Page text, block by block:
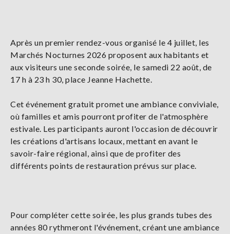
Après un premier rendez-vous organisé le 4 juillet, les
Marchés Nocturnes 2026 proposent aux habitants et
aux visiteurs une seconde soirée, le samedi 22 août, de
17 h à 23 h 30, place Jeanne Hachette.
Cet événement gratuit promet une ambiance conviviale,
où familles et amis pourront profiter de l'atmosphère
estivale. Les participants auront l'occasion de découvrir
les créations d'artisans locaux, mettant en avant le
savoir-faire régional, ainsi que de profiter des
différents points de restauration prévus sur place.
Pour compléter cette soirée, les plus grands tubes des
années 80 rythmeront l'événement, créant une ambiance